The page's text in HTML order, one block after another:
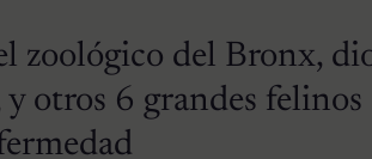
zoológico del Bronx,
otros 6 grandes felinos